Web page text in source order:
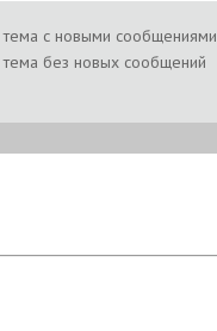
тема с новыми сообщениями
без новых сообщений